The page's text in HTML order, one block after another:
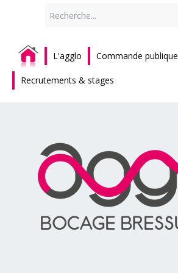
L'agglo Commande publique
Recrutements & stages